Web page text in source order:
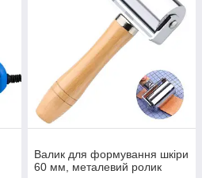
Валик для формування шкіри
60 мм, металевий ролик